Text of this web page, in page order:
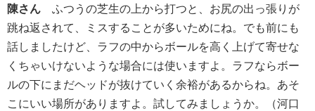
陳さん ふつうの芝生の上から打つと、お尻の出っ張りが
跳ね返されて、ミスすることが多いためにね。でも前にも
話しましたけど、ラフの中からボールを高く上げて寄せな
くちゃいけないような場合には使いますよ。ラフならボー
ルの下にまだヘッドが抜けていく余裕があるからね。あそ
こにいい場所がありますよ。試してみましょうか。（河口